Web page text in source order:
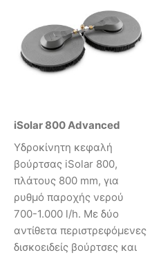
iSolar 800 Advanced
Υδροκίνητη κεφαλή
βούρτσας iSolar 800,
πλάτους 800 mm, για
ρυθμό παροχής νερού
700-1.000 l/h. Με δύο
αντίθετα περιστρεφόμενες
δισκοειδείς βούρτσες και